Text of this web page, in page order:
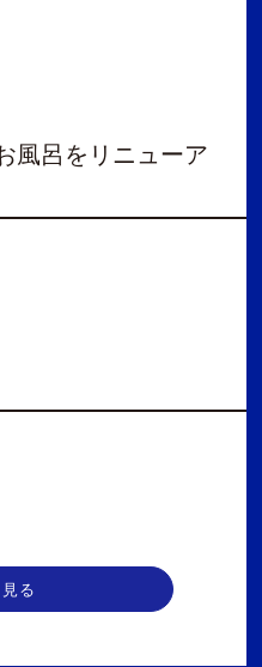
風呂をリニューア
る